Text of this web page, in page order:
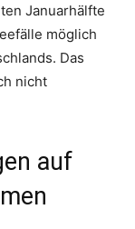
Januarhälfte
möglich
Das
nicht
auf